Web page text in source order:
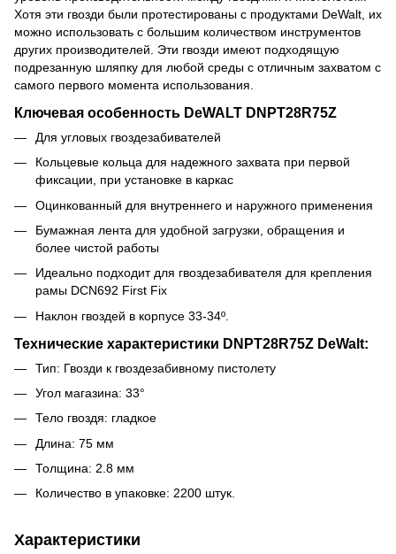
Хотя эти гвозди были протестированы с продуктами DeWalt, их
можно использовать с большим количеством инструментов
других производителей. Эти гвозди имеют подходящую
подрезанную шляпку для любой среды с отличным захватом с
самого первого момента использования.
Ключевая особенность DeWALT DNPT28R75Z
Для угловых гвоздезабивателей
Кольцевые кольца для надежного захвата при первой
фиксации, при установке в каркас
Оцинкованный для внутреннего и наружного применения
Бумажная лента для удобной загрузки, обращения и
более чистой работы
Идеально подходит для гвоздезабивателя для крепления
рамы DCN692 First Fix
Наклон гвоздей в корпусе 33-34º.
Технические характеристики DNPT28R75Z DeWalt:
Тип: Гвозди к гвоздезабивному пистолету
Угол магазина: 33°
Тело гвоздя: гладкое
Длина: 75 мм
Толщина: 2.8 мм
Количество в упаковке: 2200 штук.
Характеристики